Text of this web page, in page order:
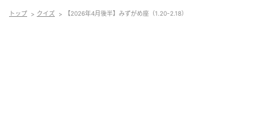
トップ クイズ 【2026年4月後半】みずがめ座（1.20-2.18）